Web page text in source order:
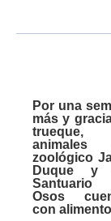
Por una
más y
trueque,
animales
zoológico
Duque y
Osos
con